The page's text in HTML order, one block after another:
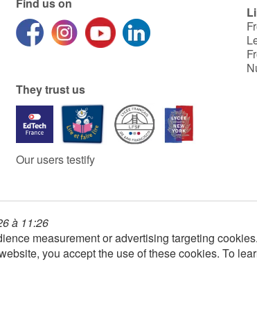
Find us on
They trust us
Our users testify
à 11:26
measurement or advertising targeting
you accept the use of these cookies. To